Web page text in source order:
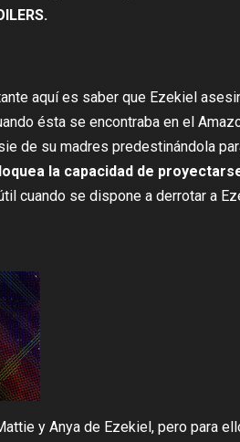
aquí es saber que Ezekiel
ésta se encontraba en el
de su madres predestinándola
la capacidad de
cuando se dispone a derrotar a
y Anya de Ezekiel, pero para